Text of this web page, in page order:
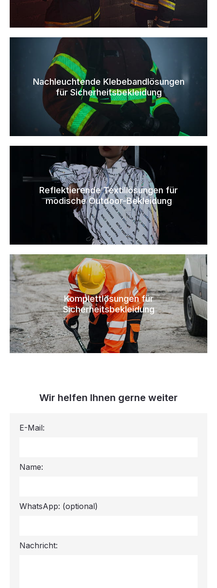
Nachleuchtende Klebebandlösungen
für Sicherheitsbekleidung
Reflektierende Textillösungen für
modische Outdoor-Bekleidung
Komplettlösungen für
Sicherheitsbekleidung
Wir helfen Ihnen gerne weiter
E-Mail:
Name:
WhatsApp: (optional)
Nachricht: